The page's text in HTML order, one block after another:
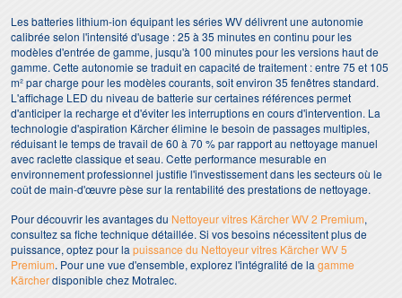
Les batteries lithium-ion équipant les séries WV délivrent une autonomie
calibrée selon l'intensité d'usage : 25 à 35 minutes en continu pour les
modèles d'entrée de gamme, jusqu'à 100 minutes pour les versions haut de
gamme. Cette autonomie se traduit en capacité de traitement : entre 75 et 105
m² par charge pour les modèles courants, soit environ 35 fenêtres standard.
L'affichage LED du niveau de batterie sur certaines références permet
d'anticiper la recharge et d'éviter les interruptions en cours d'intervention. La
technologie d'aspiration Kärcher élimine le besoin de passages multiples,
réduisant le temps de travail de 60 à 70 % par rapport au nettoyage manuel
avec raclette classique et seau. Cette performance mesurable en
environnement professionnel justifie l'investissement dans les secteurs où le
coût de main-d'œuvre pèse sur la rentabilité des prestations de nettoyage.
Pour découvrir les avantages du Nettoyeur vitres Kärcher WV 2 Premium,
consultez sa fiche technique détaillée. Si vos besoins nécessitent plus de
puissance, optez pour la puissance du Nettoyeur vitres Kärcher WV 5
Premium. Pour une vue d'ensemble, explorez l'intégralité de la gamme
Kärcherdisponible chez Motralec.